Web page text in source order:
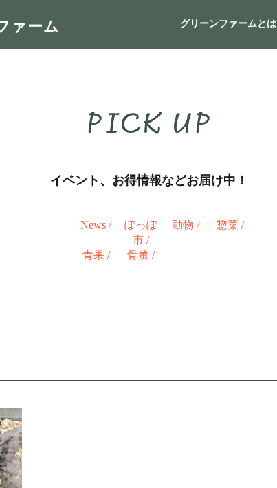
ァーム グリーンファームとは
PICK UP
イベント、お得情報などお届け中！
News /
ぽっぽ
市 /
動物 / 惣菜 /
青果 / 骨董 /